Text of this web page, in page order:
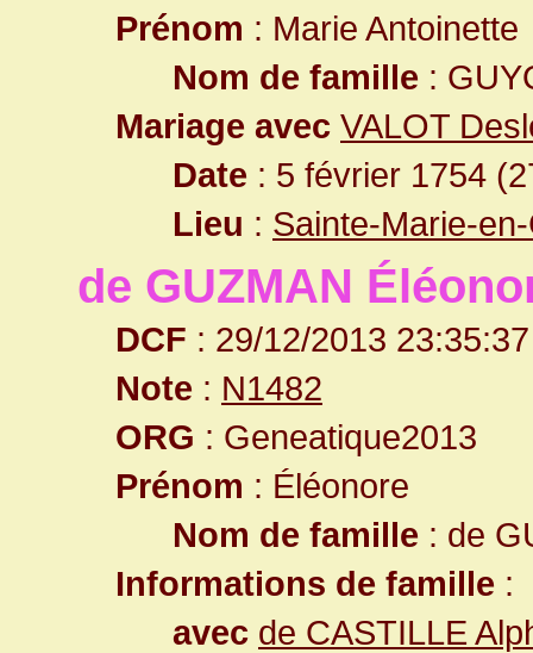
Prénom : Marie Antoinette
Nom de famille :
Mariage avec VALOT
Date : 5 février 1754
Lieu : Sainte-Marie-
de GUZMAN
DCF : 29/12/2013 23:35:37
Note : N1482
ORG : Geneatique2013
Prénom : Éléonore
Nom de famille : de
Informations de famille :
avec de CASTILLE